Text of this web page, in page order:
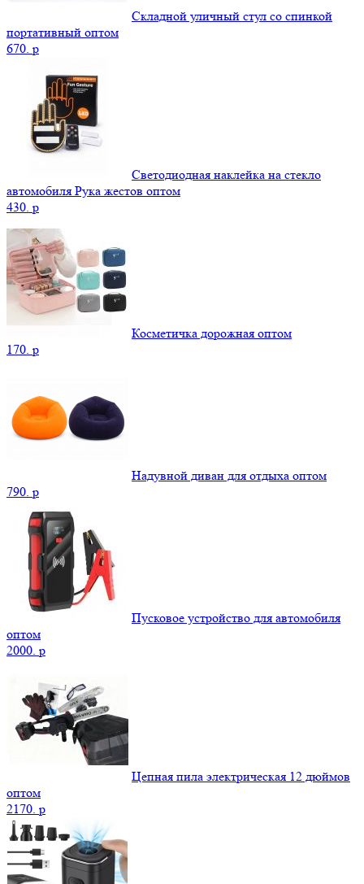
Складной уличный стул со спинкой
портативный оптом
670. p
Светодиодная наклейка на стекло
автомобиля Рука жестов оптом
430. p
Косметичка дорожная оптом
170. p
Надувной диван для отдыха оптом
790. p
Пусковое устройство для автомобиля
оптом
2000. p
Цепная пила электрическая 12 дюймов
оптом
2170. p